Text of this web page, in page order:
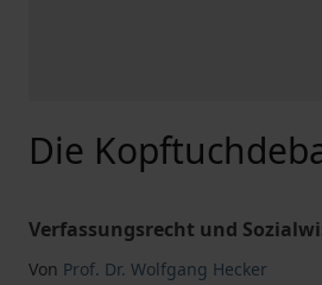
Die
Verfassungsrecht und
Von Prof. Dr. Wolfgang Hecker